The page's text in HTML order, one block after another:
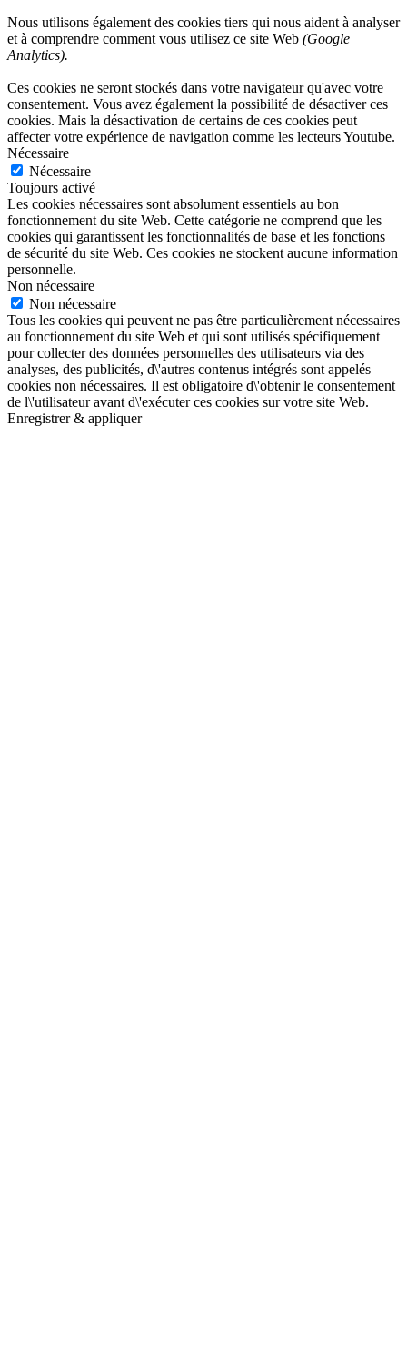
Nous utilisons également des cookies tiers qui nous aident à analyser
et à comprendre comment vous utilisez ce site Web (Google
Analytics).
Ces cookies ne seront stockés dans votre navigateur qu'avec votre
consentement. Vous avez également la possibilité de désactiver ces
cookies. Mais la désactivation de certains de ces cookies peut
affecter votre expérience de navigation comme les lecteurs Youtube.
Nécessaire
Nécessaire
Toujours activé
Les cookies nécessaires sont absolument essentiels au bon
fonctionnement du site Web. Cette catégorie ne comprend que les
cookies qui garantissent les fonctionnalités de base et les fonctions
de sécurité du site Web. Ces cookies ne stockent aucune information
personnelle.
Non nécessaire
Non nécessaire
Tous les cookies qui peuvent ne pas être particulièrement nécessaires
au fonctionnement du site Web et qui sont utilisés spécifiquement
pour collecter des données personnelles des utilisateurs via des
analyses, des publicités, d\'autres contenus intégrés sont appelés
cookies non nécessaires. Il est obligatoire d\'obtenir le consentement
de l\'utilisateur avant d\'exécuter ces cookies sur votre site Web.
Enregistrer & appliquer